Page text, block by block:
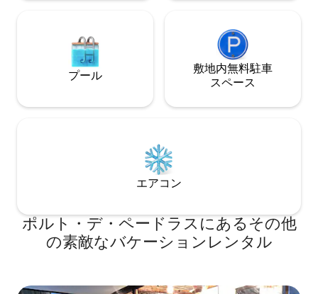
プール
敷地内無料駐⁠車
ス⁠ペ⁠ー⁠ス
エアコン
ポルト・デ・ペードラスにあるその他
の素敵なバケーションレンタル